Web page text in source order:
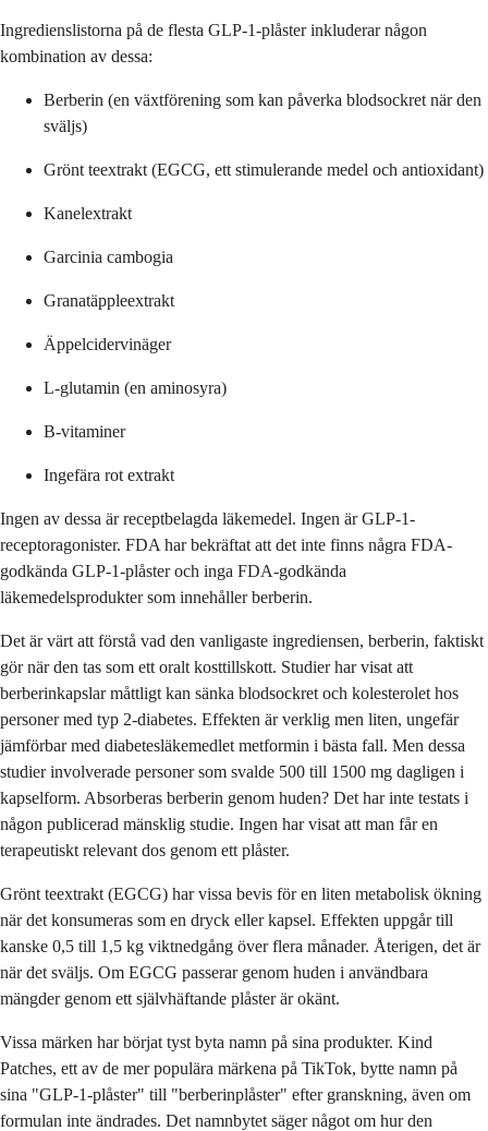
Ingredienslistorna på de flesta GLP-1-plåster inkluderar någon
kombination av dessa:
Berberin (en växtförening som kan påverka blodsockret när den
sväljs)
Grönt teextrakt (EGCG, ett stimulerande medel och antioxidant)
Kanelextrakt
Garcinia cambogia
Granatäppleextrakt
Äppelcidervinäger
L-glutamin (en aminosyra)
B-vitaminer
Ingefära rot extrakt
Ingen av dessa är receptbelagda läkemedel. Ingen är GLP-1-
receptoragonister. FDA har bekräftat att det inte finns några FDA-
godkända GLP-1-plåster och inga FDA-godkända
läkemedelsprodukter som innehåller berberin.
Det är värt att förstå vad den vanligaste ingrediensen, berberin, faktiskt
gör när den tas som ett oralt kosttillskott. Studier har visat att
berberinkapslar måttligt kan sänka blodsockret och kolesterolet hos
personer med typ 2-diabetes. Effekten är verklig men liten, ungefär
jämförbar med diabetesläkemedlet metformin i bästa fall. Men dessa
studier involverade personer som svalde 500 till 1500 mg dagligen i
kapselform. Absorberas berberin genom huden? Det har inte testats i
någon publicerad mänsklig studie. Ingen har visat att man får en
terapeutiskt relevant dos genom ett plåster.
Grönt teextrakt (EGCG) har vissa bevis för en liten metabolisk ökning
när det konsumeras som en dryck eller kapsel. Effekten uppgår till
kanske 0,5 till 1,5 kg viktnedgång över flera månader. Återigen, det är
när det sväljs. Om EGCG passerar genom huden i användbara
mängder genom ett självhäftande plåster är okänt.
Vissa märken har börjat tyst byta namn på sina produkter. Kind
Patches, ett av de mer populära märkena på TikTok, bytte namn på
sina "GLP-1-plåster" till "berberinplåster" efter granskning, även om
formulan inte ändrades. Det namnbytet säger något om hur den